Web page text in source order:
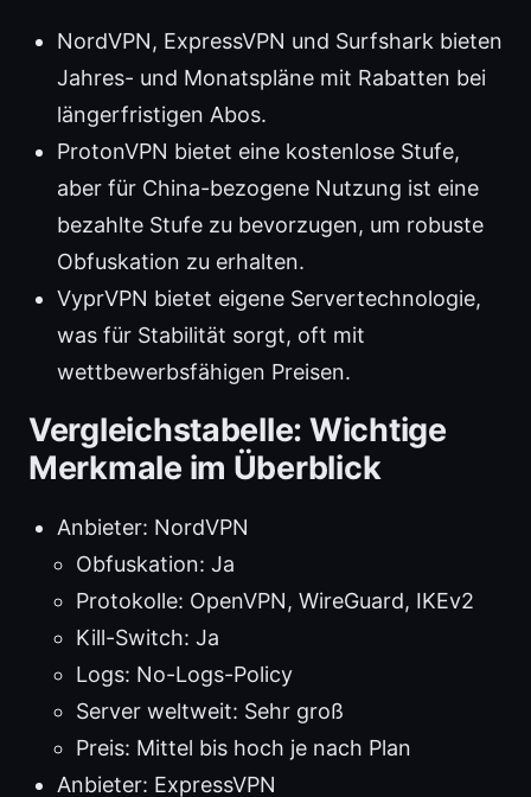
NordVPN, ExpressVPN und Surfshark bieten
Jahres- und Monatspläne mit Rabatten bei
längerfristigen Abos.
ProtonVPN bietet eine kostenlose Stufe,
aber für China-bezogene Nutzung ist eine
bezahlte Stufe zu bevorzugen, um robuste
Obfuskation zu erhalten.
VyprVPN bietet eigene Servertechnologie,
was für Stabilität sorgt, oft mit
wettbewerbsfähigen Preisen.
Vergleichstabelle: Wichtige
Merkmale im Überblick
Anbieter: NordVPN
Obfuskation: Ja
Protokolle: OpenVPN, WireGuard, IKEv2
Kill-Switch: Ja
Logs: No-Logs-Policy
Server weltweit: Sehr groß
Preis: Mittel bis hoch je nach Plan
Anbieter: ExpressVPN